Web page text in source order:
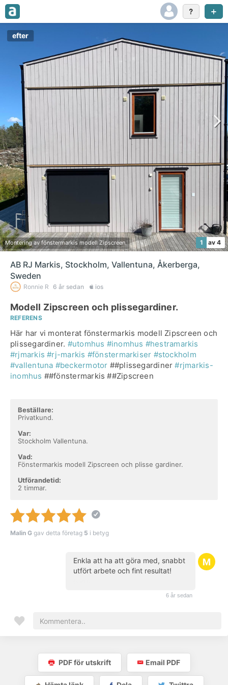
efter
Montering av fönstermarkis modell Zipscreen. 1 av 4
AB RJ Markis, Stockholm, Vallentuna, Åkerberga,
Sweden
Ronnie R 6 år sedan ios
Modell Zipscreen och plissegardiner.
REFERENS
Här har vi monterat fönstermarkis modell Zipscreen och
plissegardiner. #utomhus #inomhus #hestramarkis
#rjmarkis #rj-markis #fönstermarkiser #stockholm
#vallentuna #beckermotor ##plissegardiner#rjmarkis-
inomhus ##fönstermarkis ##Zipscreen
Beställare:
Privatkund.
Var:
Stockholm Vallentuna.
Vad:
Fönstermarkis modell Zipscreen och plisse gardiner.
Utförandetid:
2 timmar.
Malin G gav detta företag 5 i betyg
Enkla att ha att göra med, snabbt
utfört arbete och fint resultat!
6 år sedan
PDF för utskrift Email PDF